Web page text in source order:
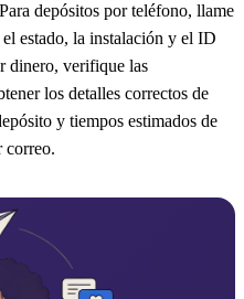
depósitos por teléfono, llame
estado, la instalación y el ID
dinero, verifique las
los detalles correctos de
y tiempos estimados de
correo.